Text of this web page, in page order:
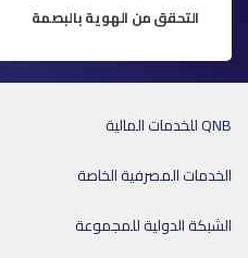
التحقق من الهوية بالبصمة
QNB للخدمات المالية
الخدمات المصرفية الخاصة
الشبكة الدولية للمجموعة